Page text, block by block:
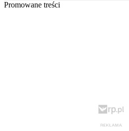
Promowane treści